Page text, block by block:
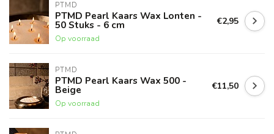
PTMD
PTMD Pearl Kaars Wax Lonten -
50 Stuks - 6 cm
Op voorraad
€2,95
PTMD
PTMD Pearl Kaars Wax 500 -
Beige
Op voorraad
€11,50